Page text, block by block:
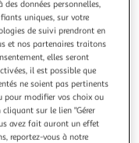
Illustration
suivante
données personnelles,
uniques, sur votre
de suivi prendront en
et nos partenaires traitons
elles seront
il est possible que
ne soient pas pertinents
pour modifier vos choix ou
sur le lien "Gérer
avez fait auront un effet
reportez-vous à notre